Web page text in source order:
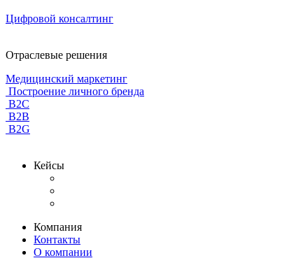
Цифровой консалтинг
Отраслевые решения
Медицинский маркетинг
Построение личного бренда
B2C
B2B
B2G
Кейсы
Компания
Контакты
О компании